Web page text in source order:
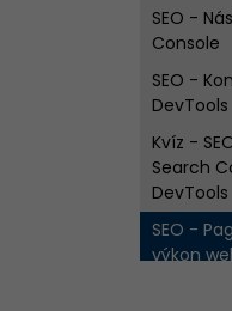
SEO -
Console
SEO -
DevTools
Kvíz -
Search
DevTools
SEO -
výkon